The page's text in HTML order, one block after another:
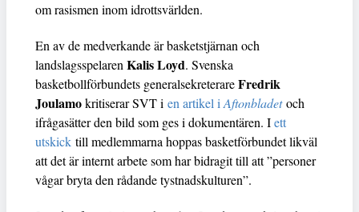
om rasismen inom idrottsvärlden.
En av de medverkande är basketstjärnan och
landslagsspelarenKalis Loyd. Svenska
basketbollförbundets generalsekreterareFredrik
Joulamokritiserar SVT i en artikel iAftonbladetoch
ifrågasätter den bild som ges i dokumentären. Iett
utskick till medlemmarna hoppas basketförbundet likväl
att det är internt arbete som har bidragit till att ”personer
vågar bryta den rådande tystnadskulturen”.